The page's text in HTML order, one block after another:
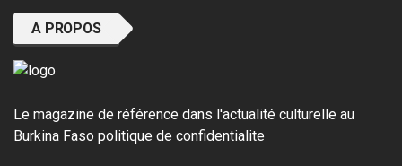
A PROPOS
Le magazine de référence dans l'actualité culturelle au
Burkina Faso politique de confidentialite